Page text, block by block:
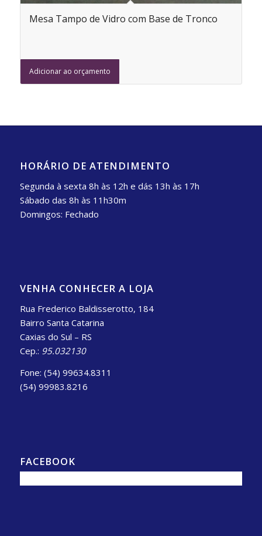
Mesa Tampo de Vidro com Base de Tronco
Adicionar ao orçamento
HORÁRIO DE ATENDIMENTO
Segunda à sexta 8h às 12h e dás 13h às 17h
Sábado das 8h às 11h30m
Domingos: Fechado
VENHA CONHECER A LOJA
Rua Frederico Baldisserotto, 184
Bairro Santa Catarina
Caxias do Sul – RS
Cep.: 95.032130
Fone: (54) 99634.8311
(54) 99983.8216
FACEBOOK